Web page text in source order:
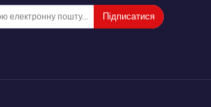
Підписатися